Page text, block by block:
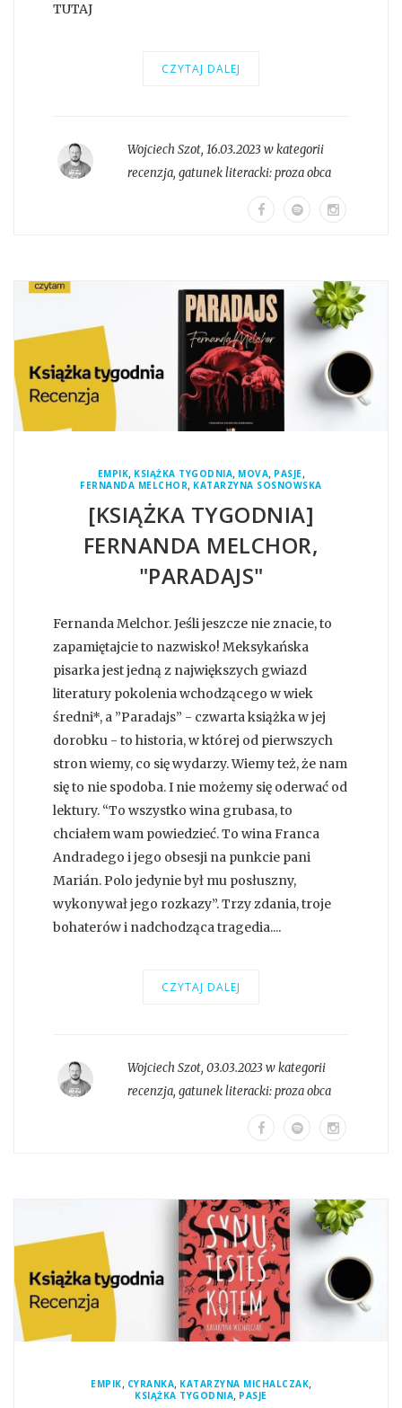
TUTAJ
CZYTAJ DALEJ
Wojciech Szot, 16.03.2023 w kategorii
recenzja, gatunek literacki:proza obca
EMPIK, KSIĄŻKA TYGODNIA, MOVA, PASJE,
FERNANDA MELCHOR, KATARZYNA SOSNOWSKA
[KSIĄŻKA TYGODNIA]
FERNANDA MELCHOR,
"PARADAJS"
Fernanda Melchor. Jeśli jeszcze nie znacie, to
zapamiętajcie to nazwisko! Meksykańska
pisarka jest jedną z największych gwiazd
literatury pokolenia wchodzącego w wiek
średni*, a ”Paradajs” - czwarta książka w jej
dorobku - to historia, w której od pierwszych
stron wiemy, co się wydarzy. Wiemy też, że nam
się to nie spodoba. I nie możemy się oderwać od
lektury. “To wszystko wina grubasa, to
chciałem wam powiedzieć. To wina Franca
Andradego i jego obsesji na punkcie pani
Marián. Polo jedynie był mu posłuszny,
wykonywał jego rozkazy”. Trzy zdania, troje
bohaterów i nadchodząca tragedia....
CZYTAJ DALEJ
Wojciech Szot, 03.03.2023 w kategorii
recenzja, gatunek literacki:proza obca
EMPIK, CYRANKA, KATARZYNA MICHALCZAK,
KSIĄŻKA TYGODNIA, PASJE